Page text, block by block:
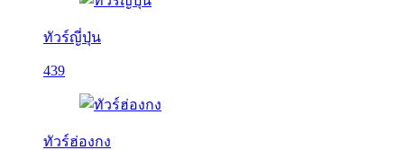
ทัวร์ญี่ปุ่น
439
ทัวร์ฮ่องกง